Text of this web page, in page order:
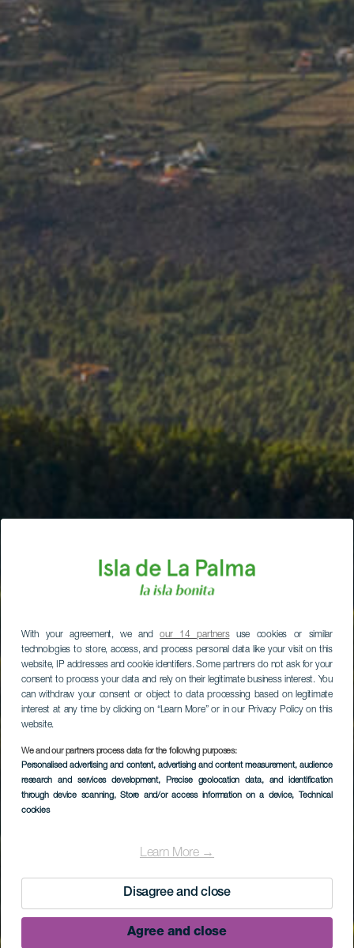
With your agreement, we andour 14 partnersuse cookies or similar
technologies to store, access, and process personal data like your visit on this
website, IP addresses and cookie identifiers. Some partners do not ask for your
consent to process your data and rely on their legitimate business interest. You
can withdraw your consent or object to data processing based on legitimate
interest at any time by clicking on “Learn More” or in our Privacy Policy on this
website.
We and our partners process data for the following purposes:
Personalised advertising and content, advertising and content measurement, audience
research and services development, Precise geolocation data, and identification
through device scanning, Store and/or access information on a device, Technical
cookies
Learn More →
Disagree and close
Agree and close